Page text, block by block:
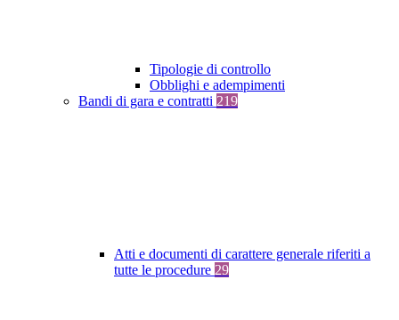
Tipologie di controllo
Obblighi e adempimenti
Bandi di gara e contratti 219
Atti e documenti di carattere generale riferiti a
tutte le procedure 29